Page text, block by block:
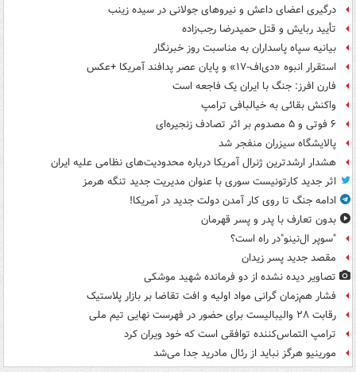
درگیری اعضای داعش و نیروهای جولانی در سیده زینب
تأیید ربایش و قتل حمیدرضا رجب‌زاده
بیانیه سپاه پاسداران به مناسبت روز خبرنگار
استقرار انبوه «دی‌اف‑۱۷» و پایان عصر پدافند آمریکا +عکس
فارن افرز: جنگ با ایران یک فاجعه است
واکنش بقائی به خیالبافی ترامپ
۶ فوتی و ۵ مصدوم بر اثر تصادف زنجیره‌ای
پالایشگاه سیزران منفجر شد
هشدار ارشدترین ژنرال آمریکا درباره محدودیت‌های نظامی علیه ایران
اثر جدید کارتونیست سوری با عنوان مدیریت جدید تنگه هرمز
ادامه جنگ تا روی کار آمدن دولت جدید در آمریکا!
بدون تعارف با پدر و پسر قهرمان
"سوپر ال‌نینو"در راه است؟
مقصد جدید پسر زیدان
تصاویر دیده‌ نشده از دو فرمانده شهید موشکی
فشار هم‌زمان گرانی مواد اولیه و افت تقاضا بر بازار پلاستیک
رقابت ۲۸ والیبالیست برای حضور در فهرست نهایی تیم ملی
ترامپ التماس‌کننده توافقی است که خود ویران کرد
مورینیو هرگز نباید از رئال مادرید جدا می‌شد